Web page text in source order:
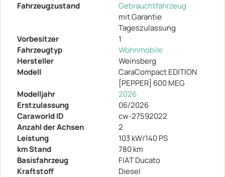
Fahrzeugzustand
Gebrauchtfahrzeug
mit Garantie
Tageszulassung
Vorbesitzer
1
Fahrzeugtyp
Wohnmobile
Hersteller
Weinsberg
Modell
CaraCompact EDITION
[PEPPER] 600 MEG
Modelljahr
2026
Erstzulassung
06/2026
Caraworld ID
cw-27592022
Anzahl der Achsen
2
Leistung
103 kW/140 PS
km Stand
780 km
Basisfahrzeug
FIAT Ducato
Kraftstoff
Diesel